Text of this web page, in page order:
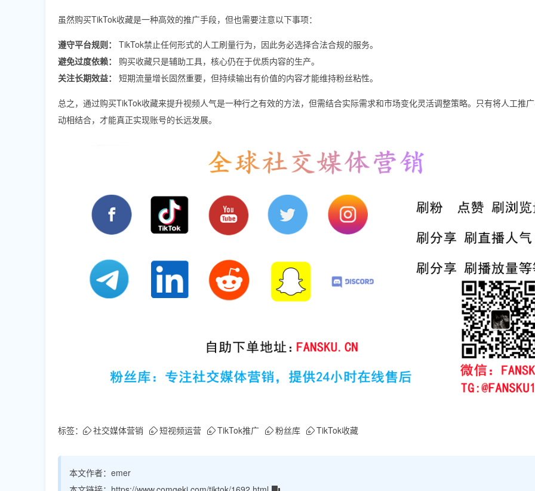
虽然购买TikTok收藏是一种高效的推广手段，但也需要注意以下事项：
遵守平台规则：
TikTok禁止任何形式的人工刷量行为，因此务必选择合法合规的服务。
避免过度依赖：
购买收藏只是辅助工具，核心仍在于优质内容的生产。
关注长期效益：
短期流量增长固然重要，但持续输出有价值的内容才能维持粉丝粘性。
总之，通过购买TikTok收藏来提升视频人气是一种行之有效的方法，但需结合实际需求和市场变化灵活调整策略。只有将人工推
动相结合，才能真正实现账号的长远发展。
标签： 社交媒体营销 短视频运营 TikTok推广 粉丝库 TikTok收藏
本文作者： emer